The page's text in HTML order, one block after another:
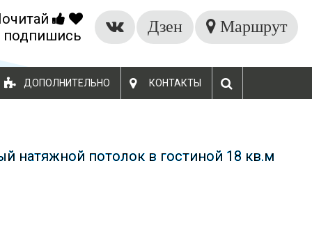
БЕСПЛАТНЫЙ ЗАМЕР
ДОПОЛНИТЕЛЬНО КОНТАКТЫ
подпишись
Дзен Маршрут
натяжной потолок в гостиной 18 кв.м